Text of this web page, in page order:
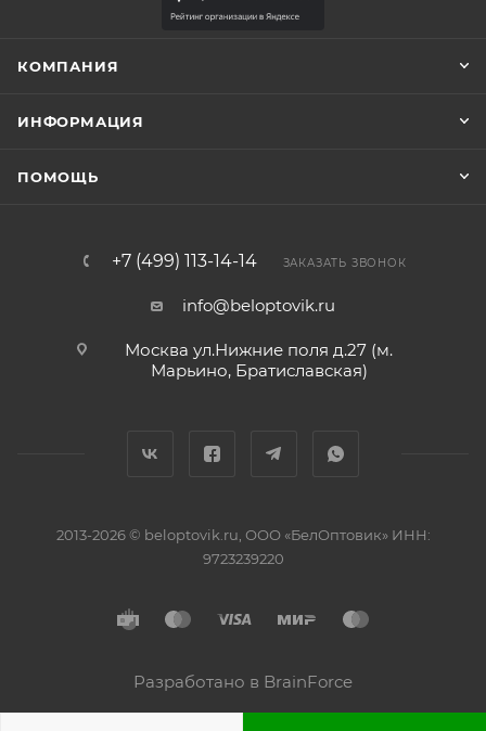
КОМПАНИЯ
ИНФОРМАЦИЯ
ПОМОЩЬ
+7 (499) 113-14-14 ЗАКАЗАТЬ ЗВОНОК
info@beloptovik.ru
Москва ул.Нижние поля д.27 (м.
Марьино, Братиславская)
2013-2026 © beloptovik.ru, ООО «БелОптовик» ИНН:
9723239220
Разработано в BrainForce